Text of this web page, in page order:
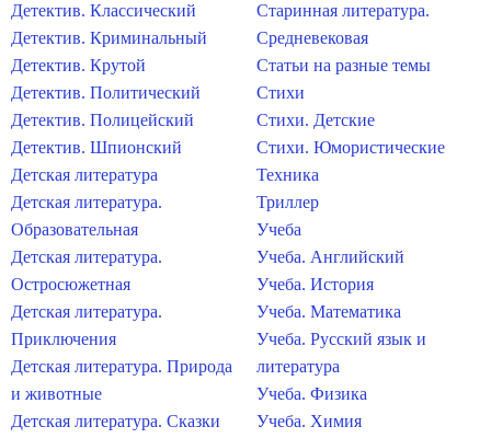
Детектив. Классический
Детектив. Криминальный
Детектив. Крутой
Детектив. Политический
Детектив. Полицейский
Детектив. Шпионский
Детская литература
Детская литература.
Образовательная
Детская литература.
Остросюжетная
Детская литература.
Приключения
Детская литература. Природа
и животные
Детская литература. Сказки
Старинная литература.
Средневековая
Статьи на разные темы
Стихи
Стихи. Детские
Стихи. Юмористические
Техника
Триллер
Учеба
Учеба. Английский
Учеба. История
Учеба. Математика
Учеба. Русский язык и
литература
Учеба. Физика
Учеба. Химия